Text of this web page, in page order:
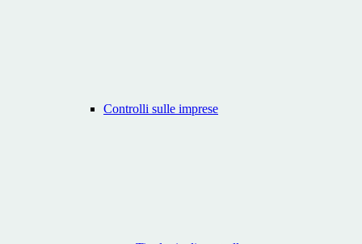
Controlli sulle imprese